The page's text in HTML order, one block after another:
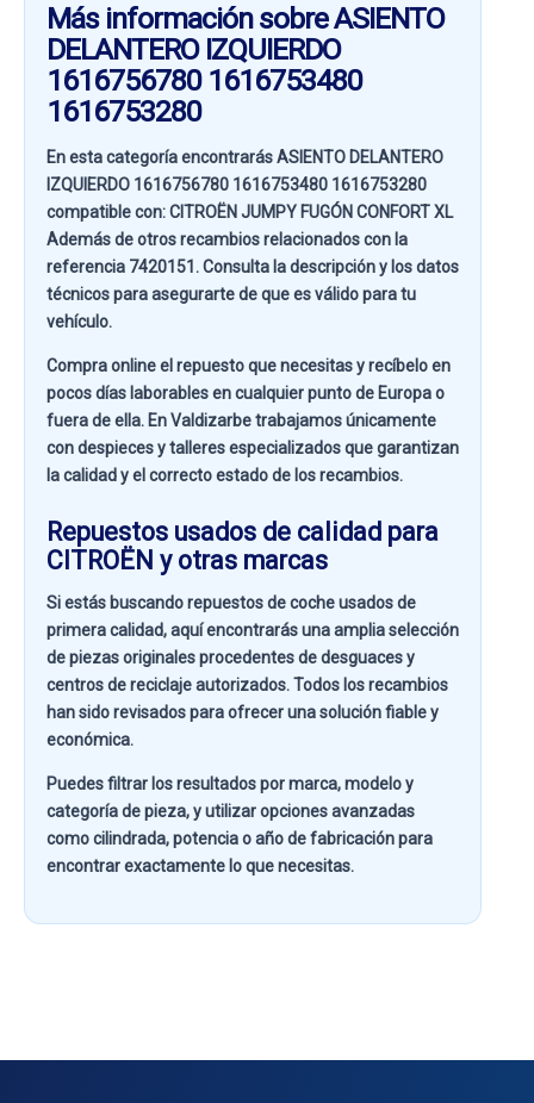
Más información sobre ASIENTO
DELANTERO IZQUIERDO
1616756780 1616753480
1616753280
En esta categoría encontrarás ASIENTO DELANTERO
IZQUIERDO 1616756780 1616753480 1616753280
compatible con:CITROËN JUMPY FUGÓN CONFORT XL
Además de otros recambios relacionados con la
referencia 7420151 . Consulta la descripción y los datos
técnicos para asegurarte de que es válido para tu
vehículo.
Compra online el repuesto que necesitas y recíbelo en
pocos días laborables en cualquier punto de Europa o
fuera de ella. EnValdizarbetrabajamos únicamente
con despieces y talleres especializados que garantizan
la calidad y el correcto estado de los recambios.
Repuestos usados de calidad para
CITROËN y otras marcas
Si estás buscandorepuestos de coche usados de
primera calidad, aquí encontrarás una amplia selección
de piezas originales procedentes de desguaces y
centros de reciclaje autorizados. Todos los recambios
han sido revisados para ofrecer una solución fiable y
económica.
Puedes filtrar los resultados pormarca, modelo y
categoría de pieza, y utilizar opciones avanzadas
comocilindrada, potencia o año de fabricaciónpara
encontrar exactamente lo que necesitas.